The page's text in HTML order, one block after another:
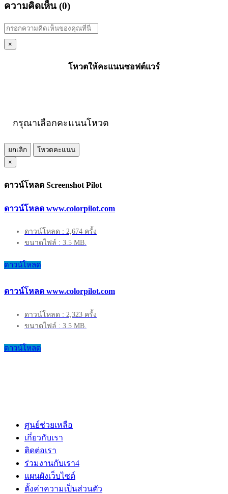
ความคิดเห็น (0)
×
โหวตให้คะแนนซอฟต์แวร์
กรุณาเลือกคะแนนโหวต
ยกเลิก
โหวตคะแนน
×
ดาวน์โหลด Screenshot Pilot
ดาวน์โหลด www.colorpilot.com
ดาวน์โหลด : 2,674 ครั้ง
ขนาดไฟล์ : 3.5 MB.
ดาวน์โหลด
ดาวน์โหลด www.colorpilot.com
ดาวน์โหลด : 2,323 ครั้ง
ขนาดไฟล์ : 3.5 MB.
ดาวน์โหลด
ศูนย์ช่วยเหลือ
เกี่ยวกับเรา
ติดต่อเรา
ร่วมงานกับเรา4
แผนผังเว็บไซต์
ตั้งค่าความเป็นส่วนตัว